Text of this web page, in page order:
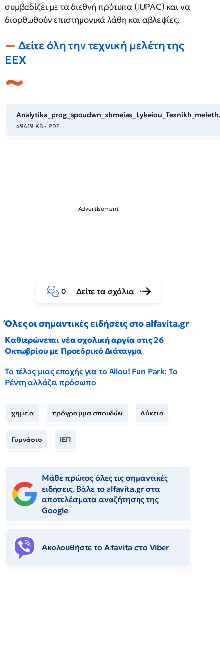
συμβαδίζει με τα διεθνή πρότυπα (IUPAC) και να
διορθωθούν επιστημονικά λάθη και αβλεψίες.
Δείτε όλη την τεχνική μελέτη της
ΕΕΧ
494.19 KB - PDF
0 Δείτε τα σχόλια
Όλες οι σημαντικές ειδήσεις στο alfavita.gr
Καθιερώνεται νέα σχολική αργία στις 26
Οκτωβρίου με Προεδρικό Διάταγμα
Το τέλος μιας εποχής για το Allou! Fun Park: Το
Ρέντη αλλάζει πρόσωπο
χημεία πρόγραμμα σπουδών Λύκειο
Γυμνάσιο ΙΕΠ
Μάθε πρώτος όλες τις σημαντικές
ειδήσεις. Βάλε το alfavita.gr στα
αποτελέσματα αναζήτησης της
Google
Ακολουθήστε το Αlfavita στο Viber